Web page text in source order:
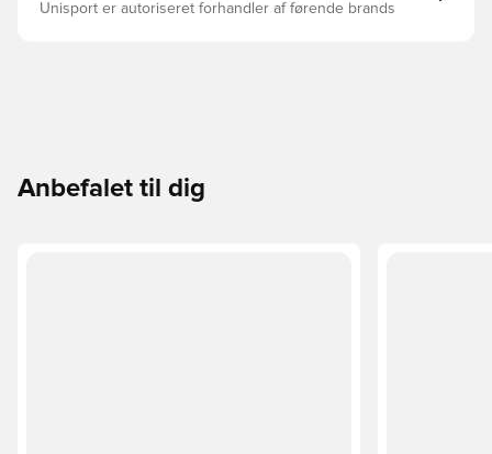
Unisport er autoriseret forhandler af førende brands
Anbefalet til dig